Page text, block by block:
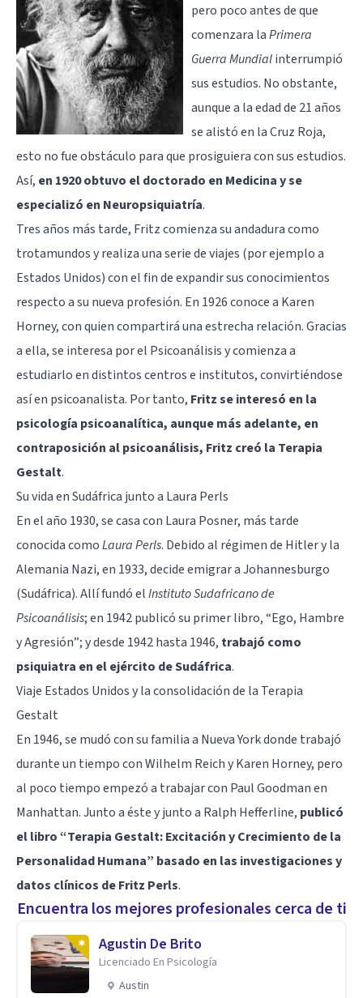
pero poco antes de que
comenzara laPrimera
Guerra Mundialinterrumpió
sus estudios. No obstante,
aunque a la edad de 21 años
se alistó en la Cruz Roja,
esto no fue obstáculo para que prosiguiera con sus estudios.
Así, en 1920 obtuvo el doctorado en Medicina y se
especializó en Neuropsiquiatría.
Tres años más tarde, Fritz comienza su andadura como
trotamundos y realiza una serie de viajes (por ejemplo a
Estados Unidos) con el fin de expandir sus conocimientos
respecto a su nueva profesión. En 1926 conoce a Karen
Horney, con quien compartirá una estrecha relación. Gracias
a ella, se interesa por el Psicoanálisis y comienza a
estudiarlo en distintos centros e institutos, convirtiéndose
así en psicoanalista. Por tanto, Fritz se interesó en la
psicología psicoanalítica, aunque más adelante, en
contraposición al psicoanálisis, Fritz creó la Terapia
Gestalt.
Su vida en Sudáfrica junto a Laura Perls
En el año 1930, se casa con Laura Posner, más tarde
conocida comoLaura Perls. Debido al régimen de Hitler y la
Alemania Nazi, en 1933, decide emigrar a Johannesburgo
(Sudáfrica). Allí fundó elInstituto Sudafricano de
Psicoanálisis; en 1942 publicó su primer libro, “Ego, Hambre
y Agresión”; y desde 1942 hasta 1946, trabajó como
psiquiatra en el ejército de Sudáfrica.
Viaje Estados Unidos y la consolidación de la Terapia
Gestalt
En 1946, se mudó con su familia a Nueva York donde trabajó
durante un tiempo con Wilhelm Reich y Karen Horney, pero
al poco tiempo empezó a trabajar con Paul Goodman en
Manhattan. Junto a éste y junto a Ralph Hefferline, publicó
el libro “Terapia Gestalt: Excitación y Crecimiento de la
Personalidad Humana” basado en las investigaciones y
datos clínicos de Fritz Perls.
Encuentra los mejores profesionales cerca de ti
Agustin De Brito
Licenciado En Psicología
Austin